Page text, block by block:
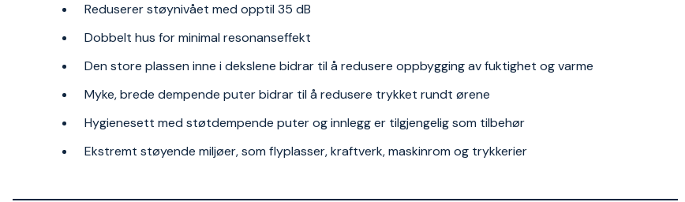
Reduserer støynivået med opptil 35 dB
Dobbelt hus for minimal resonanseffekt
Den store plassen inne i dekslene bidrar til å redusere oppbygging av fuktighet og varme
Myke, brede dempende puter bidrar til å redusere trykket rundt ørene
Hygienesett med støtdempende puter og innlegg er tilgjengelig som tilbehør
Ekstremt støyende miljøer, som flyplasser, kraftverk, maskinrom og trykkerier